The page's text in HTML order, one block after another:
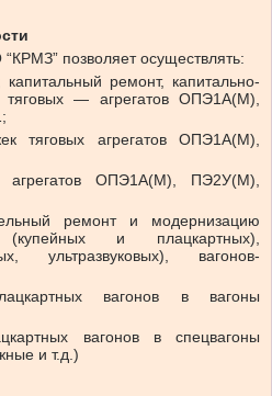
позволяет осуществлять:
ремонт, капитально-
тяговых — агрегатов ОПЭ1А(М),
тяговых агрегатов ОПЭ1А(М),
агрегатов ОПЭ1А(М), ПЭ2У(М),
ремонт и модернизацию
(купейных и плацкартных),
ультразвуковых), вагонов-
вагонов в вагоны
вагонов в спецвагоны
и т.д.)